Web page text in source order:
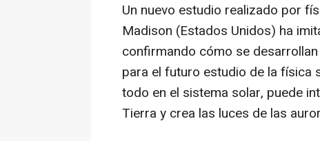
Un nuevo estudio realizado por
Madison (Estados Unidos) ha
confirmando cómo se
para el futuro estudio de la física
todo en el sistema solar, puede
Tierra y crea las luces de las